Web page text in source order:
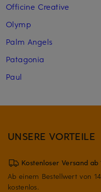
Officine Creative
Olymp
Palm Angels
Patagonia
Paul
UNSERE VORTEILE
Kostenloser Versand ab
Ab einem Bestellwert von
kostenlos.